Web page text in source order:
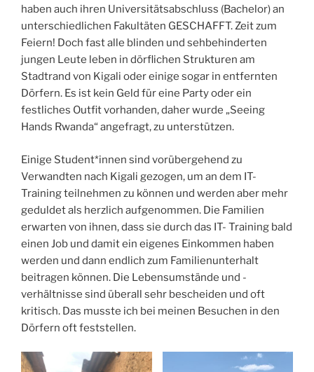
haben auch ihren Universitätsabschluss (Bachelor) an
unterschiedlichen Fakultäten GESCHAFFT. Zeit zum
Feiern! Doch fast alle blinden und sehbehinderten
jungen Leute leben in dörflichen Strukturen am
Stadtrand von Kigali oder einige sogar in entfernten
Dörfern. Es ist kein Geld für eine Party oder ein
festliches Outfit vorhanden, daher wurde „Seeing
Hands Rwanda“ angefragt, zu unterstützen.
Einige Student*innen sind vorübergehend zu
Verwandten nach Kigali gezogen, um an dem IT-
Training teilnehmen zu können und werden aber mehr
geduldet als herzlich aufgenommen. Die Familien
erwarten von ihnen, dass sie durch das IT- Training bald
einen Job und damit ein eigenes Einkommen haben
werden und dann endlich zum Familienunterhalt
beitragen können. Die Lebensumstände und -
verhältnisse sind überall sehr bescheiden und oft
kritisch. Das musste ich bei meinen Besuchen in den
Dörfern oft feststellen.